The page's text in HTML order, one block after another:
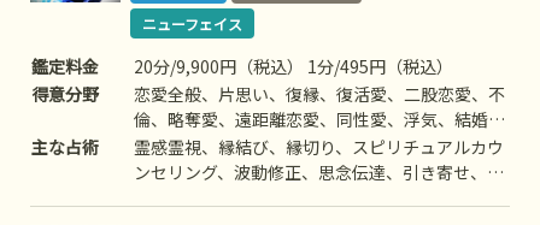
ニューフェイス
鑑定料金
20分/9,900円（税込） 1分/495円（税込）
得意分野
恋愛全般、片思い、復縁、復活愛、二股恋愛、不
倫、略奪愛、遠距離恋愛、同性愛、浮気、結婚、
離婚、夫婦問題、家族/家庭問題、親子、育児、
教育、介護、人間関係、仕事全般、適職、経営、
主な占術
霊感霊視、縁結び、縁切り、スピリチュアルカウ
ンセリング、波動修正、思念伝達、引き寄せ、ヒ